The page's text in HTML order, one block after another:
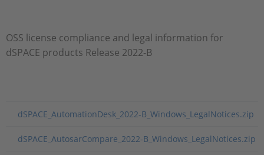
OSS license compliance and legal information for
dSPACE products Release 2022-B
dSPACE_AutomationDesk_2022-B_Windows_LegalNotices.zip
dSPACE_AutosarCompare_2022-B_Windows_LegalNotices.zip